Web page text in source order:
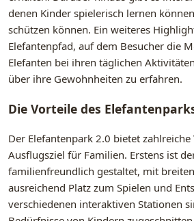
denen Kinder spielerisch lernen
schützen können. Ein weiteres
Elefantenpfad, auf dem Besucher die
Elefanten bei ihren täglichen
über ihre Gewohnheiten zu erfahren.
Die Vorteile des
Der Elefantenpark 2.0 bietet zahlreiche
Ausflugsziel für Familien. Erstens ist
familienfreundlich gestaltet, mit
ausreichend Platz zum Spielen und
verschiedenen interaktiven Stationen